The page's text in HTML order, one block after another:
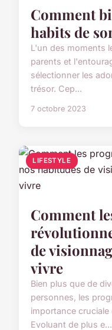
Comment
habits de
L'un des moments
parents et
sélectionner les
trésor. Cep...
7 octobre 2023
LIFESTYLE
Comment
de
vivre
Bien plus que de
personnes, les
importance cruciale
Evoluant de plus e...